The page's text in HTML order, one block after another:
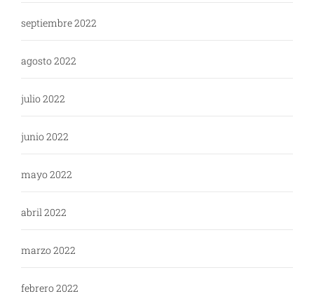
septiembre 2022
agosto 2022
julio 2022
junio 2022
mayo 2022
abril 2022
marzo 2022
febrero 2022